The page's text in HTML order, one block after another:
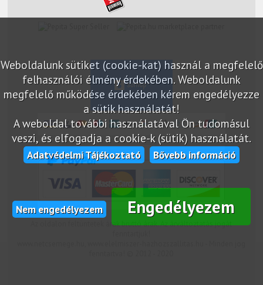
Weboldalunk sütiket (cookie-kat) használ a megfelelő
felhasználói élmény érdekében. Weboldalunk
megfelelő működése érdekében kérem engedélyezze
a sütik használatát!
A weboldal további használatával Ön tudomásul
veszi, és elfogadja a cookie-k (sütik) használatát.
Adatvédelmi Tájékoztató Bővebb információ
Nem engedélyezem Engedélyezem
Az oldalon feltüntetek árak bruttó árak. Az árváltoztatás jogát